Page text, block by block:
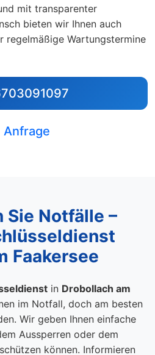
mit transparenter
bieten wir Ihnen auch
regelmäßige Wartungstermine
Anfrage
Sie Notfälle –
Faakersee
in Drobollach am
im Notfall, doch am besten
Wir geben Ihnen einfache
Aussperren oder dem
können. Informieren